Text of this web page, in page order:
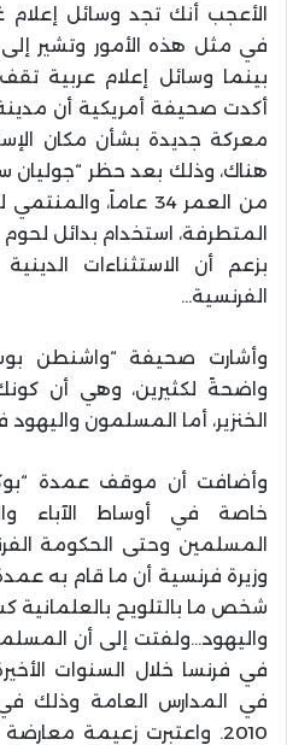
الأعجب أنك تجد وسائل
في مثل هذه الأمور وتشير
بينما وسائل إعلام عربية
أكدت صحيفة أمريكية أن
معركة جديدة بشأن مكان
هناك، وذلك بعد حظر “جوليان
من العمر 34 عاماً،
المتطرفة، استخدام بدائل
بزعم أن الاستثناءات
الفرنسية…
وأشارت صحيفة “واشنطن
واضحةً لكثيرين، وهي أن
الخنزير، أما المسلمون واليهود
وأضافت أن موقف عمدة
خاصة في أوساط الآباء
المسلمين وحتى الحكومة
وزيرة فرنسية أن ما قام به
شخص ما بالتلويح
واليهود…ولفتت إلى أن
في فرنسا خلال السنوات
2010. واعتبرت زعيمة